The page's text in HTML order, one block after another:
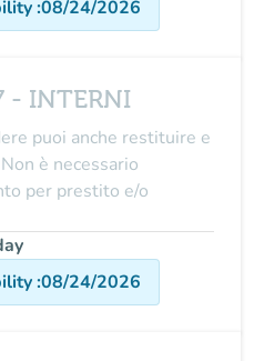
:08/24/2026
- INTERNI
puoi anche restituire e
è necessario
per prestito e/o
:08/24/2026